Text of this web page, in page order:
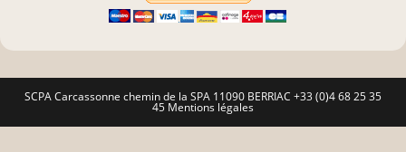
SCPA Carcassonne chemin de la SPA 11090 BERRIAC +33 (0)4 68 25 35
45 Mentions légales